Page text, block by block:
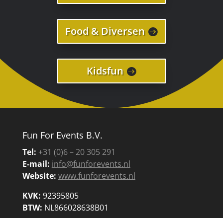
Food & Diversen
Kidsfun
Fun For Events B.V.
Tel: +31 (0)6 – 20 305 291
E-mail: info@funforevents.nl
Website: www.funforevents.nl
KVK: 92395805
BTW: NL866028638B01